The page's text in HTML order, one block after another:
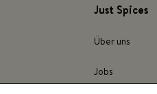
Just Spices
Über uns
Jobs